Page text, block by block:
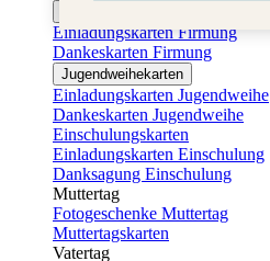
Einladungskarten Firmung
Dankeskarten Firmung
Jugendweihekarten
Einladungskarten Jugendweihe
Dankeskarten Jugendweihe
Einschulungskarten
Einladungskarten Einschulung
Danksagung Einschulung
Muttertag
Fotogeschenke Muttertag
Muttertagskarten
Vatertag